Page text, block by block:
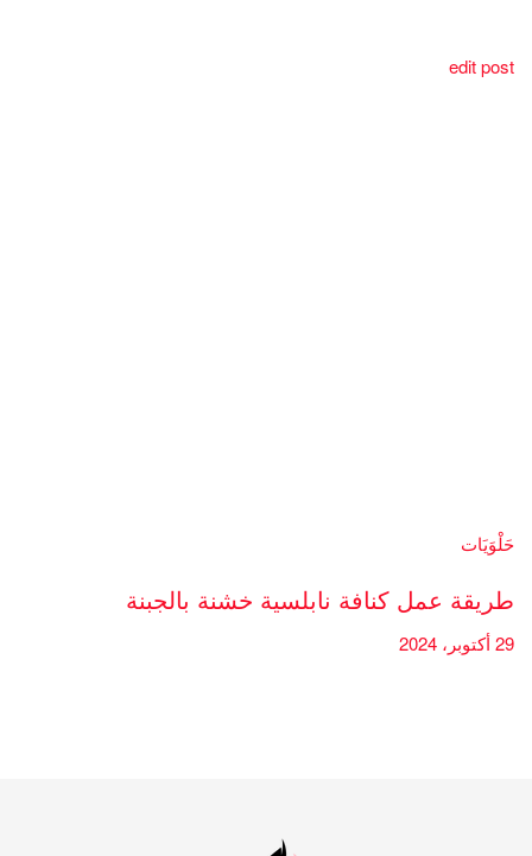
edit post
حَلْوَيَات
طريقة عمل كنافة نابلسية خشنة بالجبنة
29 أكتوبر، 2024